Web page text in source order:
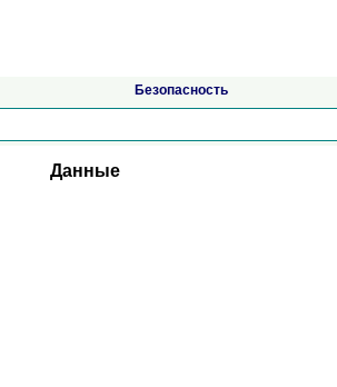
Безопасность
Данные